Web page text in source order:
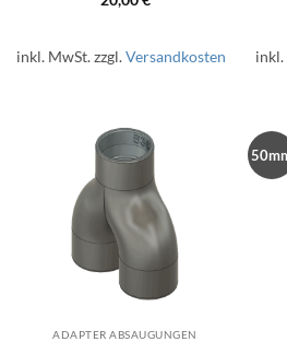
inkl. MwSt.zzgl.Versandkosten inkl.
ADAPTER ABSAUGUNGEN